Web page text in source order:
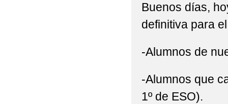
Buenos días,
definitiva para
-Alumnos de
-Alumnos que
1º de ESO).